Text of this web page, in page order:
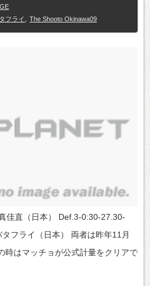
フライ The Shooto Okinawa09
佳直（日本） Def.3-0:30-27.30-
フライ（日本） 両者は昨年11月
時はマッチョが公式計量をクリアで